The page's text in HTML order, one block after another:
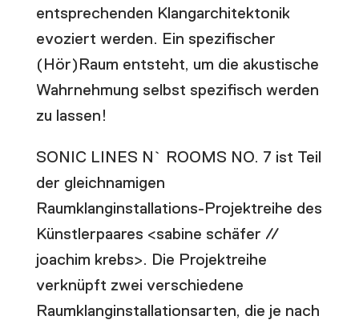
entsprechenden Klangarchitektonik
evoziert werden. Ein spezifischer
(Hör)Raum entsteht, um die akustische
Wahrnehmung selbst spezifisch werden
zu lassen!
SONIC LINES N` ROOMS NO. 7 ist Teil
der gleichnamigen
Raumklanginstallations-Projektreihe des
Künstlerpaares <sabine schäfer //
joachim krebs>. Die Projektreihe
verknüpft zwei verschiedene
Raumklanginstallationsarten, die je nach